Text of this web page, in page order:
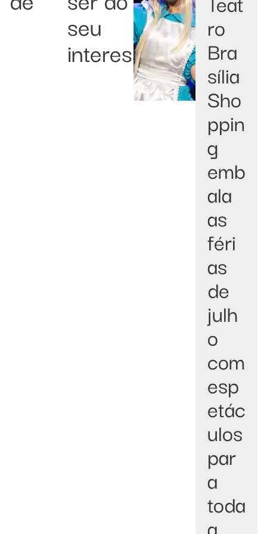
seu
interesse:
ro
Bra
sília
Sho
ppin
g
emb
ala
as
féri
as
de
julh
o
com
esp
etác
ulos
par
a
toda